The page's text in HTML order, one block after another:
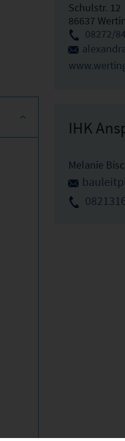
Schulstr. 12
86637
08272/
IHK
Melanie